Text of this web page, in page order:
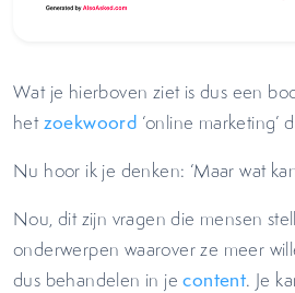
Wat je hierboven ziet is dus een
hetzoekwoord ‘online marketing’
Nu hoor ik je denken: ‘Maar wat
Nou, dit zijn vragen die mensen
onderwerpen waarover ze meer
dus behandelen in jecontent. Je